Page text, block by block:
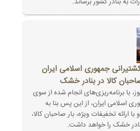
جمهوری اسلامی ایران
کالا در بنادر خشک
با برنامه‌ریزی‌های انجام شده از سوی
اسلامی ایران، از این پس بنا به
ارائه تخفیفات ویژه، بار صاحبان کالا،
خشک را خواهد داشت.